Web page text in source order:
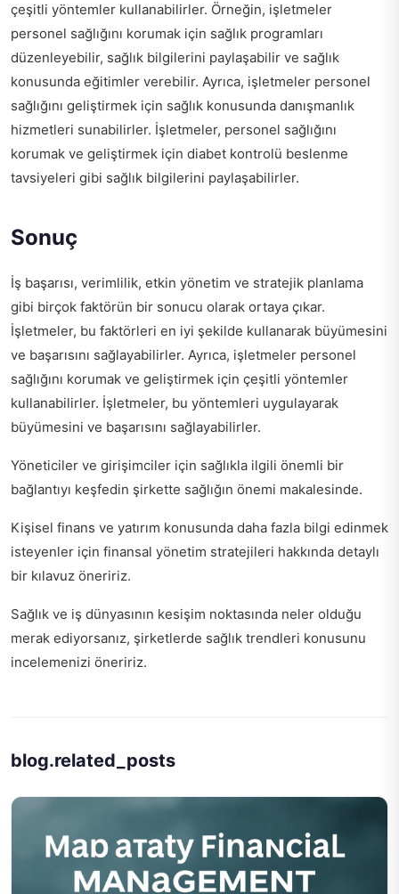
çeşitli yöntemler kullanabilirler. Örneğin, işletmeler
personel sağlığını korumak için sağlık programları
düzenleyebilir, sağlık bilgilerini paylaşabilir ve sağlık
konusunda eğitimler verebilir. Ayrıca, işletmeler personel
sağlığını geliştirmek için sağlık konusunda danışmanlık
hizmetleri sunabilirler. İşletmeler, personel sağlığını
korumak ve geliştirmek için diabet kontrolü beslenme
tavsiyeleri gibi sağlık bilgilerini paylaşabilirler.
Sonuç
İş başarısı, verimlilik, etkin yönetim ve stratejik planlama
gibi birçok faktörün bir sonucu olarak ortaya çıkar.
İşletmeler, bu faktörleri en iyi şekilde kullanarak büyümesini
ve başarısını sağlayabilirler. Ayrıca, işletmeler personel
sağlığını korumak ve geliştirmek için çeşitli yöntemler
kullanabilirler. İşletmeler, bu yöntemleri uygulayarak
büyümesini ve başarısını sağlayabilirler.
Yöneticiler ve girişimciler için sağlıkla ilgili önemli bir
bağlantıyı keşfedin şirkette sağlığın önemi makalesinde.
Kişisel finans ve yatırım konusunda daha fazla bilgi edinmek
isteyenler için finansal yönetim stratejileri hakkında detaylı
bir kılavuz öneririz.
Sağlık ve iş dünyasının kesişim noktasında neler olduğu
merak ediyorsanız, şirketlerde sağlık trendleri konusunu
incelemenizi öneririz.
blog.related_posts